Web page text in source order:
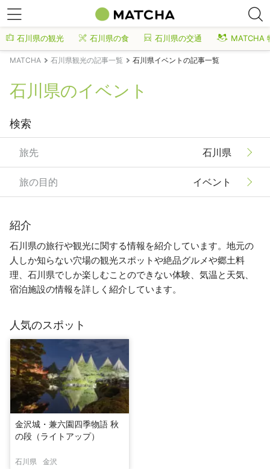
石川県の観光 石川県の食 石川県の交通 MATCHA
MATCHA 石川県観光の記事一覧 石川県イベントの記事一覧
石川県のイベント
検索
旅先 石川県
旅の目的 イベント
紹介
石川県の旅行や観光に関する情報を紹介しています。地元の
人しか知らない穴場の観光スポットや絶品グルメや郷土料
理、石川県でしか楽しむことのできない体験、気温と天気、
宿泊施設の情報を詳しく紹介しています。
人気のスポット
金沢城・兼六園四季物語 秋
の段（ライトアップ）
石川県 金沢